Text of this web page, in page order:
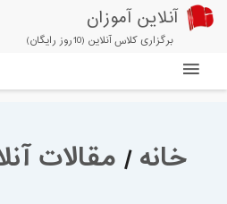
آنلاین آموزان
برگزاری کلاس آنلاین (10روز رایگان)
آزمون های آنلاین
مقالات آنلاین
خانه/مقالات